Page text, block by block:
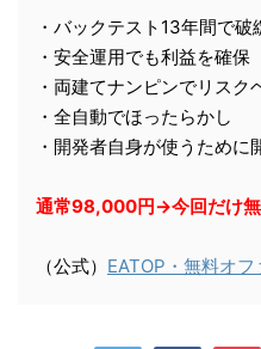
・バックテスト13年間で
・安全運用でも利益を確保
・両建てナンピンでリスク
・全自動でほったらかし
・開発者自身が使うために
通常98,000円→今回だけ
（公式） EATOP・無料オフ